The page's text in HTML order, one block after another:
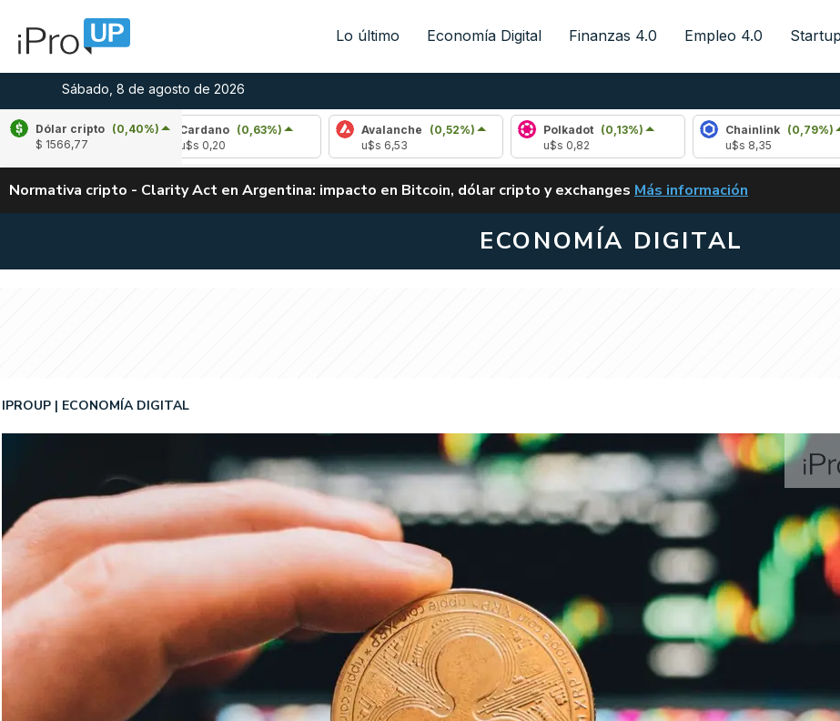
Lo último Economía Digital Finanzas 4.0 Empleo 4.0
Sábado, 8 de agosto de 2026
Dólar cripto (0,40%)
$ 1566,77
Cardano
(0,63%)
Avalanche (0,52%)
Polkadot
(0,13%)
Chainlink
(0,79%)
Normativa cripto - Clarity Act en Argentina: impacto en Bitcoin, dólar cripto y exchanges CLARITY ACT EN
Más información
ECONOMÍA DIGITAL
IPROUP ECONOMÍA DIGITAL